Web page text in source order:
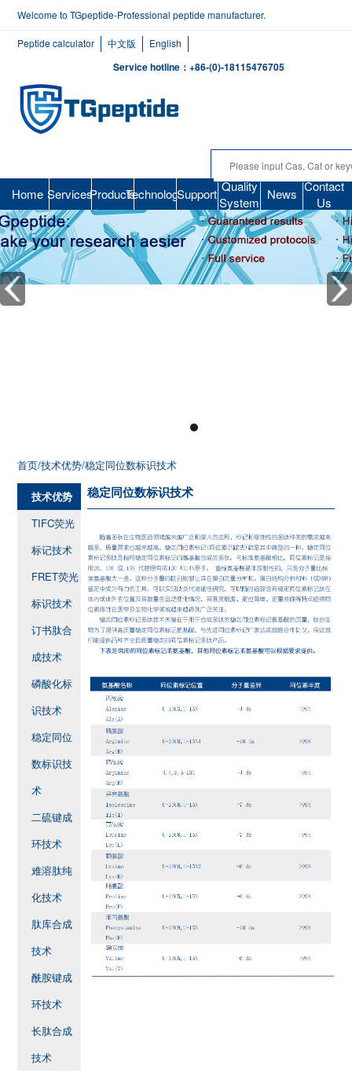
Welcome to TGpeptide-Professional peptide manufacturer.
Peptide calculator 中文版 English
Service hotline：+86-(0)-18115476705
Home ServicesProductsTechnologySupport Quality
System News Contact
Us
首页/技术优势/稳定同位数标识技术
技术优势
TIFC荧光
标记技术
FRET荧光
标识技术
订书肽合
成技术
磷酸化标
识技术
稳定同位
数标识技
术
二硫键成
环技术
难溶肽纯
化技术
肽库合成
技术
酰胺键成
环技术
长肽合成
技术
稳定同位数标识技术